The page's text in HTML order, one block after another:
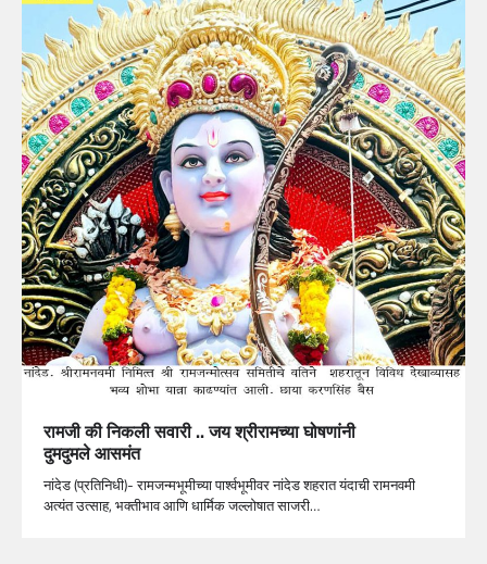
रामजी की निकली सवारी .. जय श्रीरामच्या घोषणांनी
दुमदुमले आसमंत
नांदेड (प्रतिनिधी)- रामजन्मभूमीच्या पार्श्वभूमीवर नांदेड शहरात यंदाची रामनवमी
अत्यंत उत्साह, भक्तीभाव आणि धार्मिक जल्लोषात साजरी…